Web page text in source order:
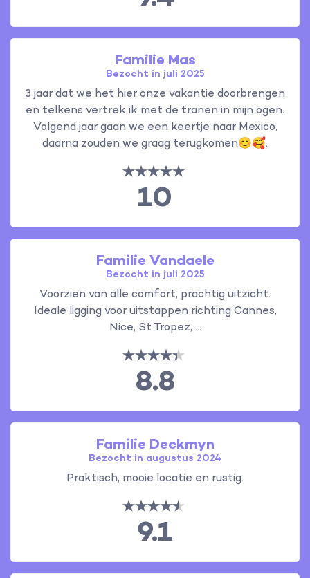
Familie Mas
Bezocht in juli 2025
3 jaar dat we het hier onze vakantie doorbrengen
en telkens vertrek ik met de tranen in mijn ogen.
Volgend jaar gaan we een keertje naar Mexico,
daarna zouden we graag terugkomen😊🥰.
10
Familie Vandaele
Bezocht in juli 2025
Voorzien van alle comfort, prachtig uitzicht.
Ideale ligging voor uitstappen richting Cannes,
Nice, St Tropez, ...
8.8
Familie Deckmyn
Bezocht in augustus 2024
Praktisch, mooie locatie en rustig.
9.1